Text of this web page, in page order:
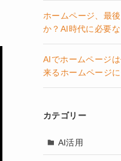
ホームページ、最
か？AI時代に必要
AIでホームページ
来るホームページ
カテゴリー
AI活用